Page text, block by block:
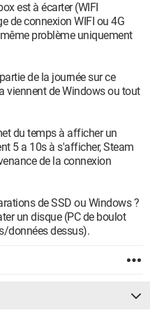
est à écarter (WIFI
de connexion WIFI ou 4G
problème uniquement
de la journée sur ce
viennent de Windows ou tout
du temps à afficher un
5 a 10s à s'afficher, Steam
de la connexion
de SSD ou Windows ?
un disque (PC de boulot
données dessus).